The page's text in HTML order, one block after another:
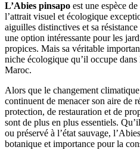
L’Abies pinsapo est une espèce
l’attrait visuel et écologique
aiguilles distinctives et sa
une option intéressante pour les
propices. Mais sa véritable
niche écologique qu’il occupe
Maroc.
Alors que le changement
continuent de menacer son aire de
protection, de restauration et de
sont de plus en plus essentiels.
ou préservé à l’état sauvage,
botanique et importance pour la